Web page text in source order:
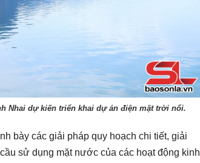
Nhai dự kiến triển khai dự án điện mặt trời nổi.
bày các giải pháp quy hoạch chi tiết, giải
sử dụng mặt nước của các hoạt động kinh